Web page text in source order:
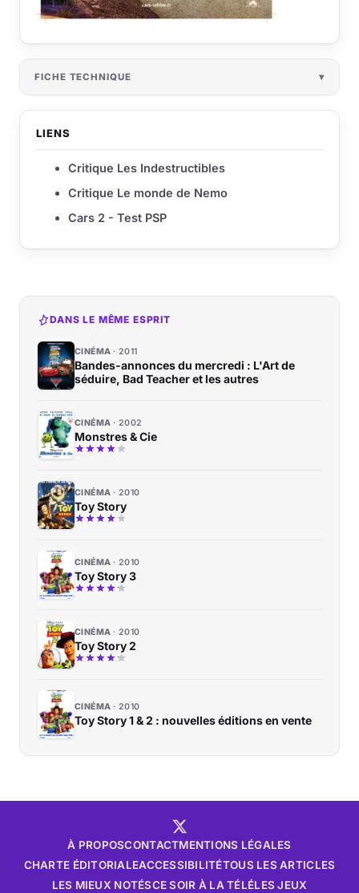
FICHE TECHNIQUE
LIENS
Critique Les Indestructibles
Critique Le monde de Nemo
Cars 2 - Test PSP
DANS LE MÊME ESPRIT
CINÉMA 2011
Bandes-annonces du mercredi : L'Art de
séduire, Bad Teacher et les autres
CINÉMA 2002
Monstres & Cie
CINÉMA 2010
Toy Story
CINÉMA 2010
Toy Story 3
CINÉMA 2010
Toy Story 2
CINÉMA 2010
Toy Story 1 & 2 : nouvelles éditions en vente
À PROPOSCONTACTMENTIONS LÉGALES
CHARTE ÉDITORIALEACCESSIBILITÉTOUS LES ARTICLES
LES MIEUX NOTÉSCE SOIR À LA TÉLÉLES JEUX